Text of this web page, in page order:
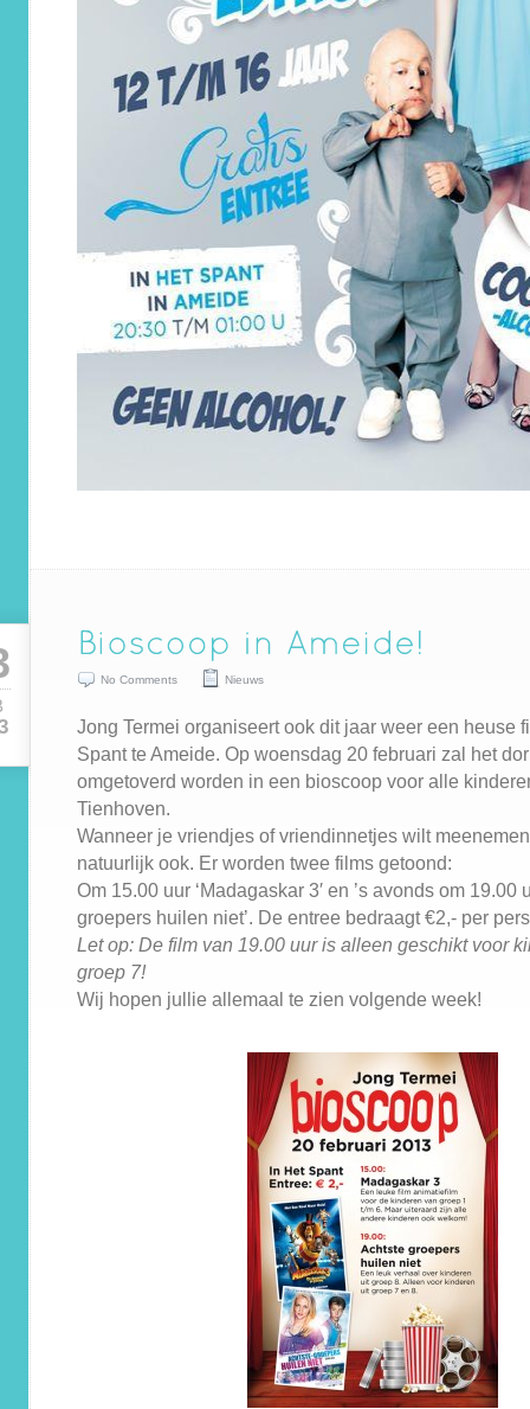
No Comments Nieuws
Jong Termei organiseert ook dit jaar weer een heuse
Spant te Ameide. Op woensdag 20 februari zal het
omgetoverd worden in een bioscoop voor alle
Tienhoven.
Wanneer je vriendjes of vriendinnetjes wilt
natuurlijk ook. Er worden twee films getoond:
Om 15.00 uur ‘Madagaskar 3′ en ’s avonds om 19.00
groepers huilen niet’. De entree bedraagt €2,- per
Let op: De film van 19.00 uur is alleen geschikt voor
groep 7!
Wij hopen jullie allemaal te zien volgende week!